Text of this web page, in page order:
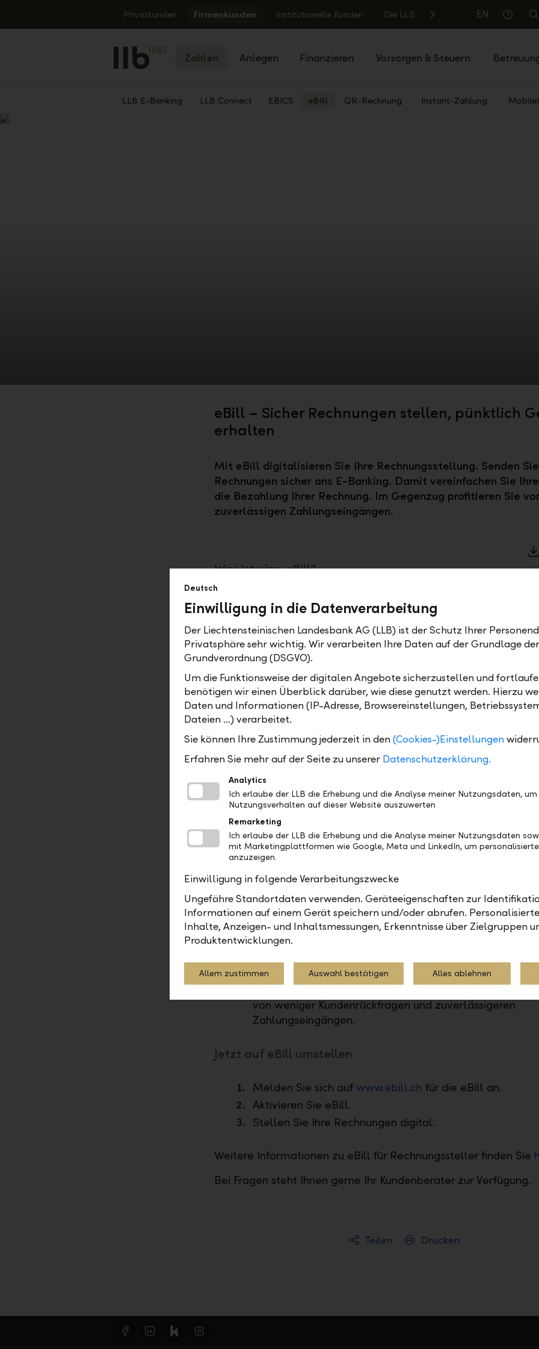
Privatkunden Firmenkunden Institutionelle Kunden Die LLB
EN
Hilfe
Zahlen Anlegen Finanzieren Vorsorgen & Steuern
LLB E-Banking LLB Connect EBICS eBill QR-Rechnung Instant-Zahlung
eBill – Sicher Rechnungen stellen, pünktlich
erhalten
Mit eBill digitalisieren Sie Ihre Rechnungsstellung. Senden Sie
Rechnungen sicher ans E-Banking. Damit vereinfachen Sie
die Bezahlung Ihrer Rechnung. Im Gegenzug profitieren Sie
zuverlässigen Zahlungseingängen.
Was ist eine eBill?
eBill steht kurz für "elektronische Rechnung" und ersetzt
bis Ende 2019 die in der Schweiz bereits bestehende "E-
Rechnung". In Liechtenstein hat die LLB als erste Bank
das eBill-Angebot eingeführt.
Mit eBill senden Sie ihren Kunden Rechnungen elektronisch und
Medienbrüche zu. Der Zahlungsverkehr wird somit für Sie und
einfacher und schneller. Optimieren Sie Ihre
Effizienz, damit Sie mehr Zeit für das Wichtigste haben – Ihre
eBill – Ihre Vorteile als Unternehmen
Pünktlich Geld erhalten
Die Rückmeldungen zahlreicher Unternehmen zeigen:
bezahlen ihre Rechnungen mit höherer Zuverlässigkeit.
* Das vom Unternehmen voreingestellte
Rechnungen wird als Vorschlag im E-Banking
* Im Vergleich zu Papier- und E-Mail-Rechnungen.
Sie erstellen die Rechnungen in Ihrer
übermitteln diese medienbruchfrei als eBill-Rechnung
Banking Ihrer Kunden. Zuverlässig, sicher und
Vermeiden Sie Reputationsschäden aufgrund von Spam
Phishing.
Kundenzufriedenheit erhöhen
Mit eBill empfängt und prüft Ihr Kunde die Rechnung
von weniger Kundenrückfragen und zuverlässigeren
Zahlungseingängen.
Jetzt auf eBill umstellen
Melden Sie sich auf www.ebill.ch für die eBill an.
Aktivieren Sie eBill.
Stellen Sie Ihre Rechnungen digital.
Weitere Informationen zu eBill für Rechnungssteller finden Sie
Bei Fragen steht Ihnen gerne Ihr Kundenberater zur Verfügung.
Teilen Drucken
Deutsch
Einwilligung in die Datenverarbeitung
Der Liechtensteinischen Landesbank AG (LLB) ist der Schutz Ihrer
Privatsphäre sehr wichtig. Wir verarbeiten Ihre Daten auf der Grundlage
Grundverordnung (DSGVO).
Um die Funktionsweise der digitalen Angebote sicherzustellen und
benötigen wir einen Überblick darüber, wie diese genutzt werden. Hierzu
Daten und Informationen (IP-Adresse, Browsereinstellungen,
Dateien …) verarbeitet.
Sie können Ihre Zustimmung jederzeit in den(Cookies-)Einstellungen
Erfahren Sie mehr auf der Seite zu unserer Datenschutzerklärung.
Analytics
Ich erlaube der LLB die Erhebung und die Analyse meiner Nutzungsdaten,
Nutzungsverhalten auf dieser Website auszuwerten
Remarketing
Ich erlaube der LLB die Erhebung und die Analyse meiner Nutzungsdaten
mit Marketingplattformen wie Google, Meta und LinkedIn, um
anzuzeigen.
Einwilligung in folgende Verarbeitungszwecke
Ungefähre Standortdaten verwenden. Geräteeigenschaften zur
Informationen auf einem Gerät speichern und/oder abrufen.
Inhalte, Anzeigen- und Inhaltsmessungen, Erkenntnisse über Zielgruppen
Produktentwicklungen.
Allem zustimmen Auswahl bestätigen Alles ablehnen